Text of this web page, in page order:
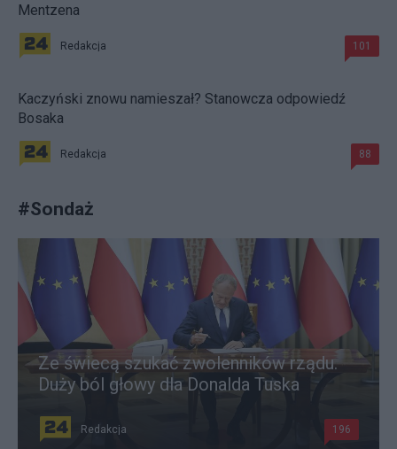
Mentzena
Redakcja 101
Kaczyński znowu namieszał? Stanowcza odpowiedź
Bosaka
Redakcja 88
#Sondaż
Ze świecą szukać zwolenników rządu.
Duży ból głowy dla Donalda Tuska
Redakcja 196